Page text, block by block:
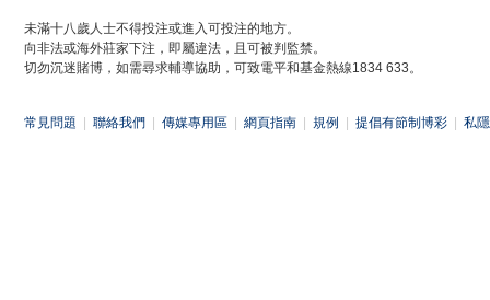
未滿十八歲人士不得投注或進入可投注的地方。
向非法或海外莊家下注，即屬違法，且可被判監禁。
切勿沉迷賭博，如需尋求輔導協助，可致電平和基金熱線1834 633。
常見問題 聯絡我們 傳媒專用區 網頁指南 規例 提倡有節制博彩 私